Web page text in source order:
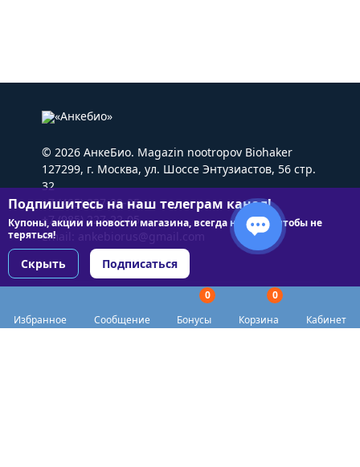
Избранное Сообщение
0
Бонусы
0
Корзина
Кабинет
© 2026 АнкеБио. Magazin nootropov Biohaker
127299, г. Москва, ул. Шоссе Энтузиастов, 56 стр.
32
+7 (495) 227-22-05
+7 (985) 227-22-05
Email: ankebiorus@gmail.com
Подпишитесь на наш телеграм канал!
Купоны, акции и новости магазина, всегда на связи чтобы не
теряться!
Скрыть Подписаться